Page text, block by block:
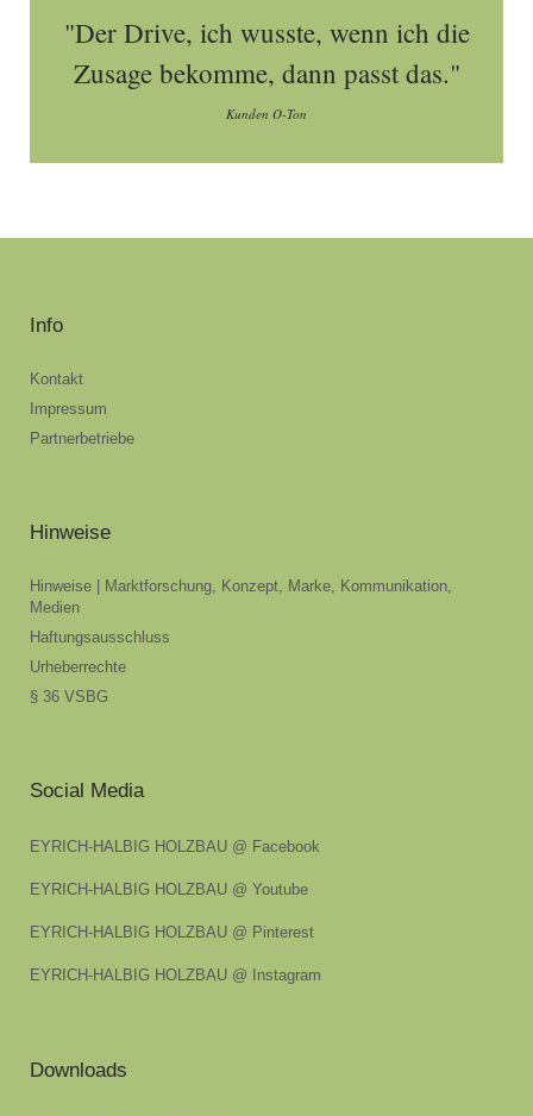
"Der Drive, ich wusste, wenn ich die
Zusage bekomme, dann passt das."
Kunden O-Ton
Info
Kontakt
Impressum
Partnerbetriebe
Hinweise
Hinweise | Marktforschung, Konzept, Marke, Kommunikation,
Medien
Haftungsausschluss
Urheberrechte
§ 36 VSBG
Social Media
EYRICH-HALBIG HOLZBAU @ Facebook
EYRICH-HALBIG HOLZBAU @ Youtube
EYRICH-HALBIG HOLZBAU @ Pinterest
EYRICH-HALBIG HOLZBAU @ Instagram
Downloads